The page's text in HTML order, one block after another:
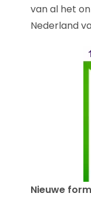
van al het
Nederland
Nieuwe